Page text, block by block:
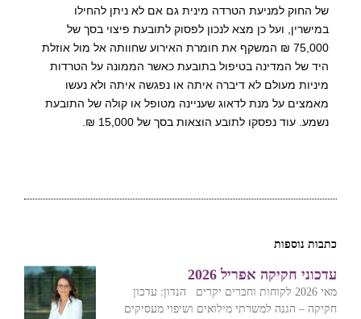
של החוק למניעת הטרדה מינית גם אם לא ניתן להחילו
במישרין, ועל כן מצא לנכון לפסוק לתובעת פיצוי בסך של
75,000 ₪ המשקף את חומרת האירוע שחוותה אל מול אוזלת
היד של המדינה בטיפול בתובעת כאשר הממונה על הטרדות
מיניות מעולם לא דיברה איתה או נפגשה איתה ולא נעשו
מאמצים על מנת לדאוג שעניינה מטופל או קולה של התובעת
נשמע. עוד נפסקו לתובע הוצאות בסך של 15,000 ₪.
כתבות נוספות
עדכוני חקיקה אפריל 2026
מאי 2026 לקוחות וחברים יקרים הנדון: עדכון
חקיקה – הגנה למשרתי מילואים ושיפוי מעסיקים